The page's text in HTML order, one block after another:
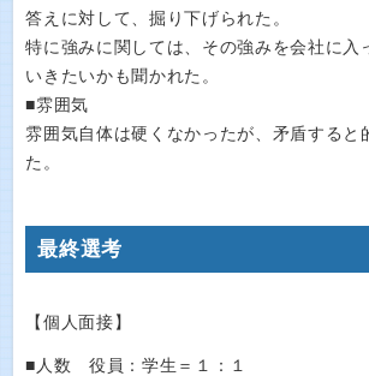
答えに対して、掘り下げられた。
特に強みに関しては、その強みを会社に入
いきたいかも聞かれた。
■雰囲気
雰囲気自体は硬くなかったが、矛盾すると
た。
最終選考
【個人面接】
■人数 役員：学生＝１：１